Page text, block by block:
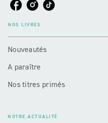
NOS LIVRES
Nouveautés
A paraître
Nos titres primés
NOTRE ACTUALITÉ